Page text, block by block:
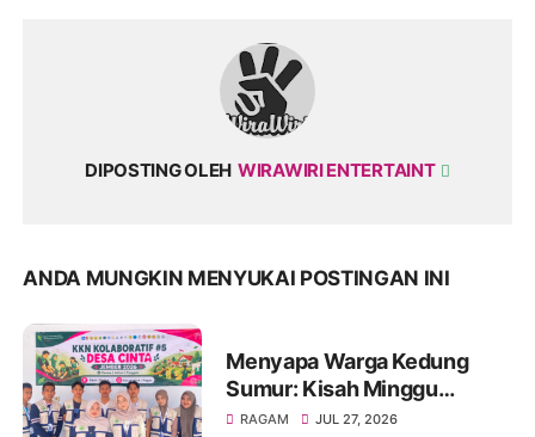
DIPOSTING OLEH WIRAWIRI ENTERTAINT
ANDA MUNGKIN MENYUKAI POSTINGAN INI
Menyapa Warga Kedung
Sumur: Kisah Minggu
Pertama KKN Desa Bagon
RAGAM JUL 27, 2026